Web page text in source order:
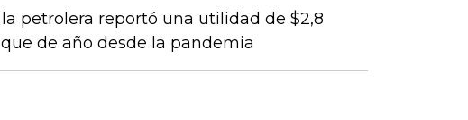
petrolera reportó una utilidad de $2,8
de año desde la pandemia